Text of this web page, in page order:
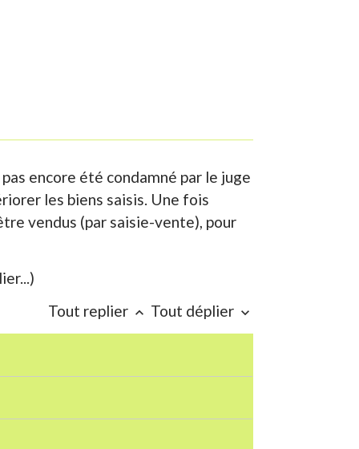
pas encore été condamné par le juge
les biens saisis. Une fois
vendus (par saisie-vente), pour
Tout replier keyboard_arrow_up Tout déplier keyboard_arrow_down